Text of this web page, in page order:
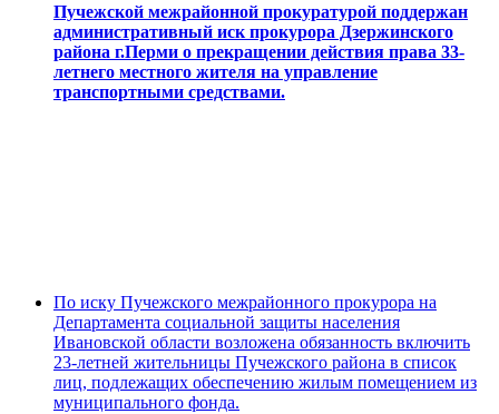
Пучежской межрайонной прокуратурой поддержан
административный иск прокурора Дзержинского
района г.Перми о прекращении действия права 33-
летнего местного жителя на управление
транспортными средствами.
По иску Пучежского межрайонного прокурора на
Департамента социальной защиты населения
Ивановской области возложена обязанность включить
23-летней жительницы Пучежского района в список
лиц, подлежащих обеспечению жилым помещением из
муниципального фонда.